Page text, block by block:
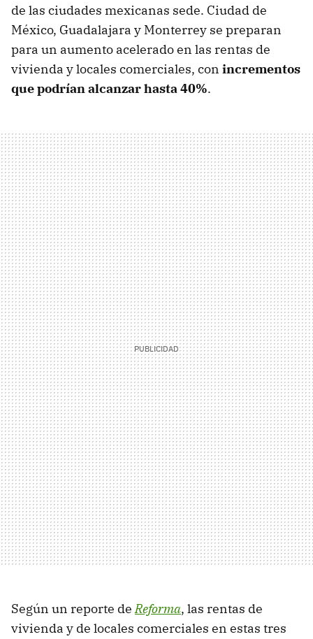
de las ciudades mexicanas sede. Ciudad de
México, Guadalajara y Monterrey se preparan
para un aumento acelerado en las rentas de
vivienda y locales comerciales, con incrementos
que podrían alcanzar hasta 40%.
Según un reporte deReforma, las rentas de
vivienda y de locales comerciales en estas tres